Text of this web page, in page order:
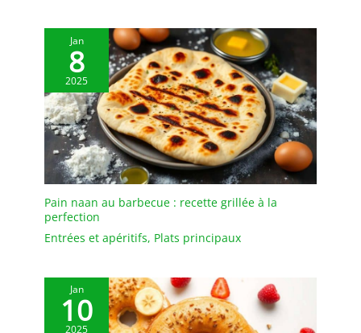
Jan
8
2025
Pain naan au barbecue : recette grillée à la
perfection
Entrées et apéritifs, Plats principaux
Jan
10
2025